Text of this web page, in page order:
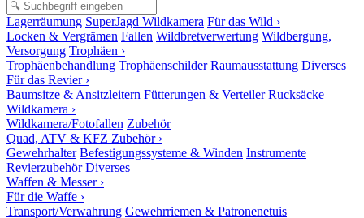
Lagerräumung SuperJagd Wildkamera Für das Wild ›
Locken & Vergrämen Fallen Wildbretverwertung Wildbergung,
Versorgung Trophäen ›
Trophäenbehandlung Trophäenschilder Raumausstattung Diverses
Für das Revier ›
Baumsitze & Ansitzleitern Fütterungen & Verteiler Rucksäcke
Wildkamera ›
Wildkamera/Fotofallen Zubehör
Quad, ATV & KFZ Zubehör ›
Gewehrhalter Befestigungssysteme & Winden Instrumente
Revierzubehör Diverses
Waffen & Messer ›
Für die Waffe ›
Transport/Verwahrung Gewehrriemen & Patronenetuis